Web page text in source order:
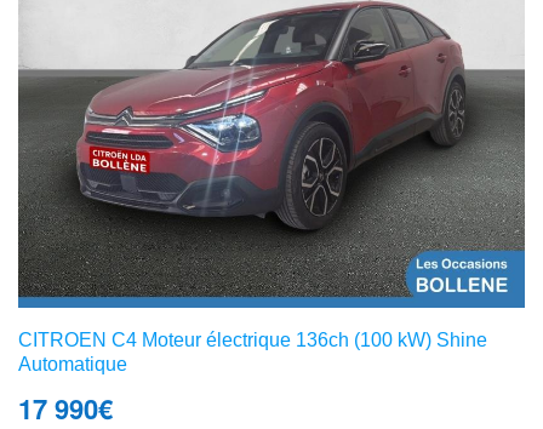
CITROEN C4 Moteur électrique 136ch (100 kW) Shine
Automatique
17 990€